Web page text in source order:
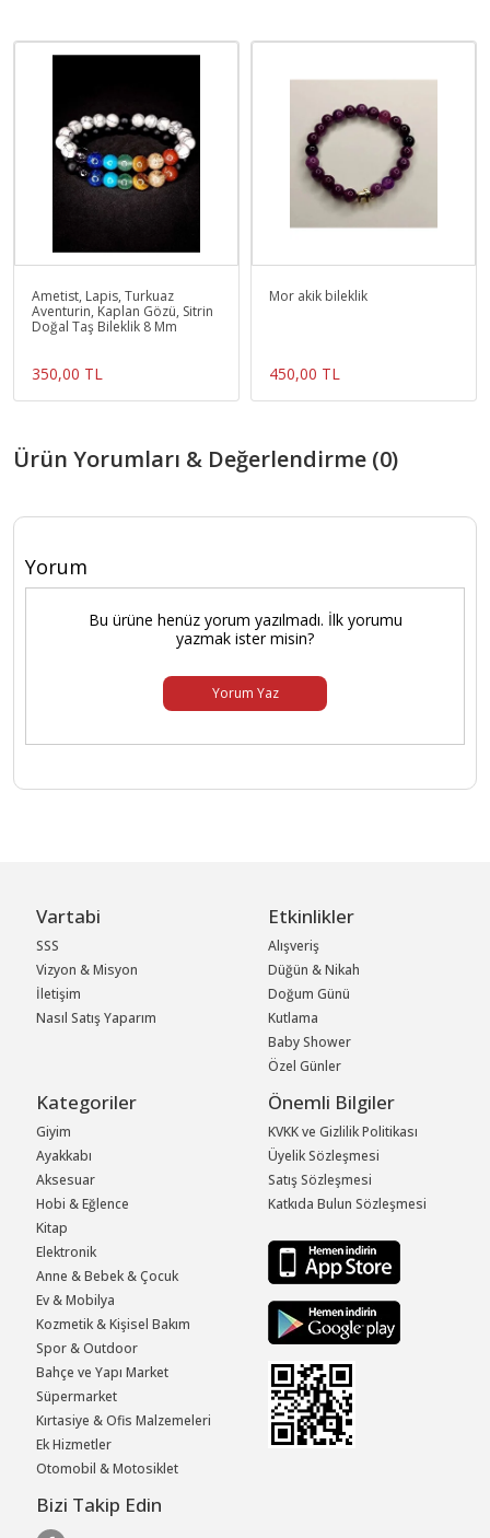
Ametist, Lapis, Turkuaz
Aventurin, Kaplan Gözü, Sitrin
Doğal Taş Bileklik 8 Mm
350,00 TL
Mor akik bileklik
450,00 TL
Ürün Yorumları & Değerlendirme (0)
Yorum
Bu ürüne henüz yorum yazılmadı. İlk yorumu
yazmak ister misin?
Yorum Yaz
Vartabi
SSS
Vizyon & Misyon
İletişim
Nasıl Satış Yaparım
Etkinlikler
Alışveriş
Düğün & Nikah
Doğum Günü
Kutlama
Baby Shower
Özel Günler
Kategoriler
Giyim
Ayakkabı
Aksesuar
Hobi & Eğlence
Kitap
Elektronik
Anne & Bebek & Çocuk
Ev & Mobilya
Kozmetik & Kişisel Bakım
Spor & Outdoor
Bahçe ve Yapı Market
Süpermarket
Kırtasiye & Ofis Malzemeleri
Ek Hizmetler
Otomobil & Motosiklet
Önemli Bilgiler
KVKK ve Gizlilik Politikası
Üyelik Sözleşmesi
Satış Sözleşmesi
Katkıda Bulun Sözleşmesi
Bizi Takip Edin